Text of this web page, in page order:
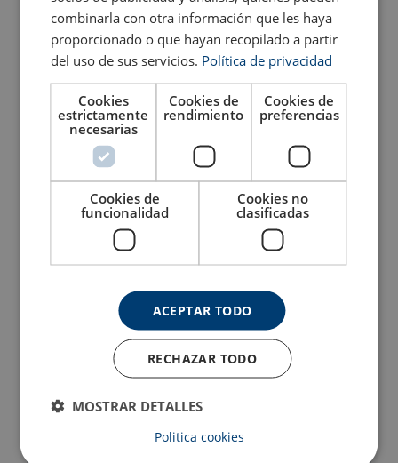
Marcado:
Rango de temperatura:
Acabado:
Certificación:
Nota:
Coeficiente de seguridad:
carcasa aluminio
POWERTEX PACB-S1
Ver producto
carcasa aluminio
POWERTEX PALH-S1
Ver producto
combinarla con otra información que les haya
proporcionado o que hayan recopilado a partir
del uso de sus servicios. Política de privacidad
Cookies
estrictamente
necesarias
Cookies de
rendimiento
Cookies de
preferencias
Cookies de
funcionalidad
Cookies no
clasificadas
ACEPTAR TODO
RECHAZAR TODO
MOSTRAR DETALLES
Politica cookies